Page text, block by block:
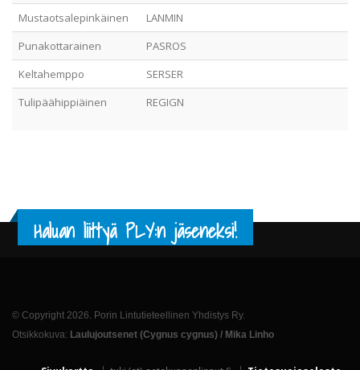
Mustaotsalepinkäinen
LANMIN
Punakottarainen
PASROS
Keltahemppo
SERSER
Tulipäähippiäinen
REGIGN
Haluan liittyä PLY:n jäseneksi!
© Copyright 2026. Porin Lintutieteellinen Yhdistys Ry.
Otsikkokuva: Laulujoutsenet (Cygnus cygnus) / Mika Linho